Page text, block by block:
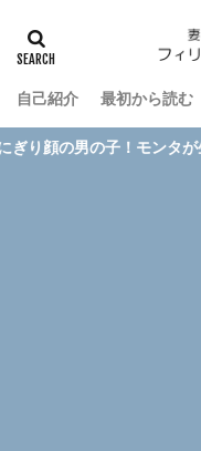
自己紹介 最初から読む
モンタが生まれました。